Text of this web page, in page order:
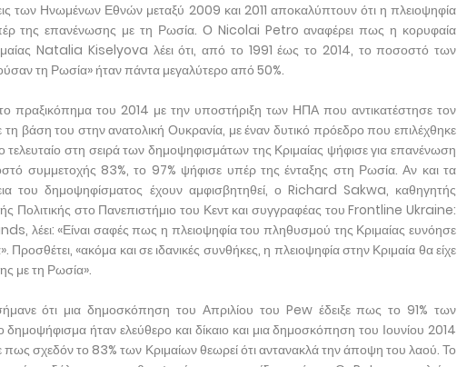
των Ηνωμένων Εθνών μεταξύ 2009 και 2011 αποκαλύπτουν ότι η πλειοψηφία
της επανένωσης με τη Ρωσία. Ο Nicolai Petro αναφέρει πως η κορυφαία
Natalia Kiselyova λέει ότι, από το 1991 έως το 2014, το ποσοστό των
τη Ρωσία» ήταν πάντα μεγαλύτερο από 50%.
πραξικόπημα του 2014 με την υποστήριξη των ΗΠΑ που αντικατέστησε τον
τη βάση του στην ανατολική Ουκρανία, με έναν δυτικό πρόεδρο που επιλέχθηκε
τελευταίο στη σειρά των δημοψηφισμάτων της Κριμαίας ψήφισε για επανένωση
συμμετοχής 83%, το 97% ψήφισε υπέρ της ένταξης στη Ρωσία. Αν και τα
του δημοψηφίσματος έχουν αμφισβητηθεί, ο Richard Sakwa, καθηγητής
Πολιτικής στο Πανεπιστήμιο του Κεντ και συγγραφέας του Frontline Ukraine:
λέει: «Είναι σαφές πως η πλειοψηφία του πληθυσμού της Κριμαίας ευνόησε
«ακόμα και σε ιδανικές συνθήκες, η πλειοψηφία στην Κριμαία θα είχε
με τη Ρωσία».
ότι μια δημοσκόπηση του Απριλίου του Pew έδειξε πως το 91% των
δημοψήφισμα ήταν ελεύθερο και δίκαιο και μια δημοσκόπηση του Ιουνίου 2014
σχεδόν το 83% των Κριμαίων θεωρεί ότι αντανακλά την άποψη του λαού. Το